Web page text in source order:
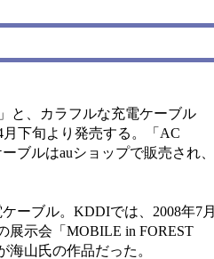
と、カラフルな充電ケーブル
月下旬より発売する。「AC
ブルはauショップで販売され、
ーブル。KDDIでは、2008年7月
展示会「MOBILE in FOREST
山氏の作品だった。